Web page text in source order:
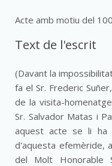
Acte amb motiu del
Text de l'escrit
(Davant la
fa el Sr. Frederic
de la visita-
Sr. Salvador Matas i
aquest acte se li ha
d'aquesta efemèride,
del Molt Honorable